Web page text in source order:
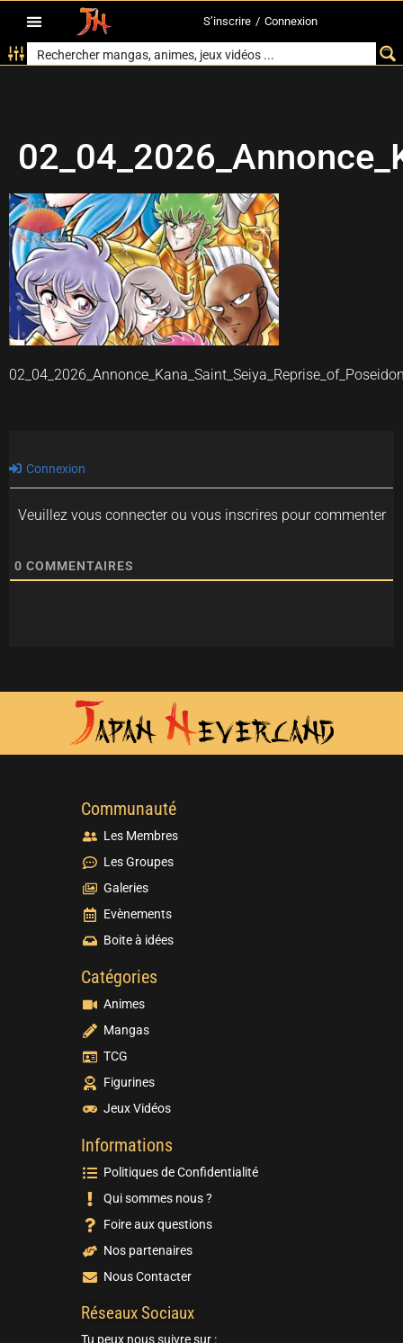
S’inscrire / Connexion
Connexion
Veuillez vous connecter ou vous inscrires pour commenter
0 COMMENTAIRES
Communauté
Les Membres
Les Groupes
Galeries
Evènements
Boite à idées
Catégories
Animes
Mangas
TCG
Figurines
Jeux Vidéos
Informations
Politiques de Confidentialité
Qui sommes nous ?
Foire aux questions
Nos partenaires
Nous Contacter
Réseaux Sociaux
Tu peux nous suivre sur :